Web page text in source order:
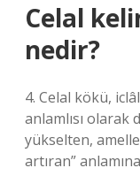
Celal
nedir?
4. Celal kökü,
anlamlısı olarak
yükselten,
artıran”